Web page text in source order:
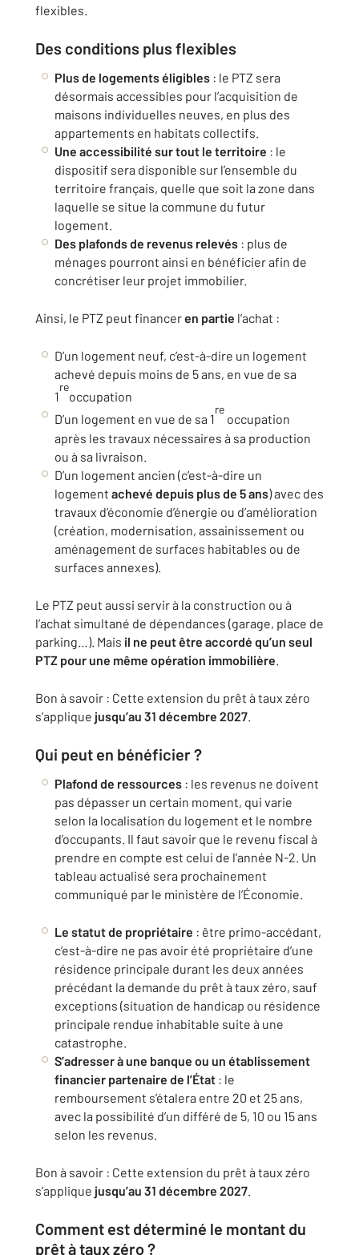
flexibles.
Des conditions plus flexibles
Plus de logements éligibles : le PTZ sera
désormais accessibles pour l’acquisition de
maisons individuelles neuves, en plus des
appartements en habitats collectifs.
Une accessibilité sur tout le territoire : le
dispositif sera disponible sur l’ensemble du
territoire français, quelle que soit la zone dans
laquelle se situe la commune du futur
logement.
Des plafonds de revenus relevés : plus de
ménages pourront ainsi en bénéficier afin de
concrétiser leur projet immobilier.
Ainsi, le PTZ peut financeren partie l’achat :
D’un logement neuf, c’est-à-dire un logement
achevé depuis moins de 5 ans, en vue de sa
1
re
occupation
D’un logement en vue de sa 1
re
occupation
après les travaux nécessaires à sa production
ou à sa livraison.
D’un logement ancien (c’est-à-dire un
logement achevé depuis plus de 5 ans) avec des
travaux d’économie d’énergie ou d’amélioration
(création, modernisation, assainissement ou
aménagement de surfaces habitables ou de
surfaces annexes).
Le PTZ peut aussi servir à la construction ou à
l’achat simultané de dépendances (garage, place de
parking…). Mais il ne peut être accordé qu’un seul
PTZ pour une même opération immobilière
Bon à savoir : Cette extension du prêt à taux zéro
s’applique jusqu’au 31 décembre 2027
Qui peut en bénéficier ?
Plafond de ressources : les revenus ne doivent
pas dépasser un certain moment, qui varie
selon la localisation du logement et le nombre
d’occupants. Il faut savoir que le revenu fiscal à
prendre en compte est celui de l’année N-2. Un
tableau actualisé sera prochainement
communiqué par le ministère de l’Économie.
Le statut de propriétaire : être primo-accédant,
c’est-à-dire ne pas avoir été propriétaire d’une
résidence principale durant les deux années
précédant la demande du prêt à taux zéro, sauf
exceptions (situation de handicap ou résidence
principale rendue inhabitable suite à une
catastrophe.
S’adresser à une banque ou un établissement
financier partenaire de l’État : le
remboursement s’étalera entre 20 et 25 ans,
avec la possibilité d’un différé de 5, 10 ou 15 ans
selon les revenus.
Bon à savoir : Cette extension du prêt à taux zéro
s’applique jusqu’au 31 décembre 2027
Comment est déterminé le montant du
prêt à taux zéro ?